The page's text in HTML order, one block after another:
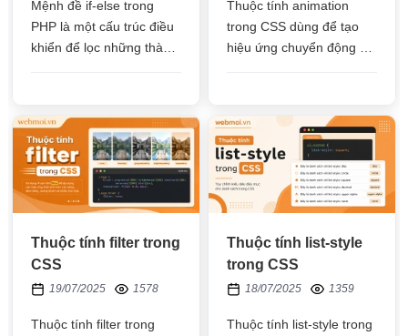
Mệnh đề if-else trong
PHP là một cấu trúc điều
khiển để lọc những thành
quả phù hợp
Thuộc tính animation
trong CSS dùng để tạo
hiệu ứng chuyển động vị
Thuộc tính filter trong
CSS
19/07/2025 1578
Thuộc tính filter trong
Thuộc tính list-style
trong CSS
18/07/2025 1359
Thuộc tính list-style trong